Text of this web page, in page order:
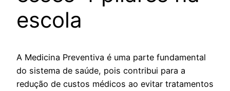
escola
A Medicina Preventiva é uma parte fundamental
do sistema de saúde, pois contribui para a
redução de custos médicos ao evitar tratamentos